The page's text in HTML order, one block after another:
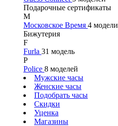
Подарочные сертификаты
М
Московское Время 4 модели
Бижутерия
F
Furla 31 модель
P
Police 8 моделей
Мужские часы
Женские часы
Подобрать часы
Скидки
Уценка
Магазины